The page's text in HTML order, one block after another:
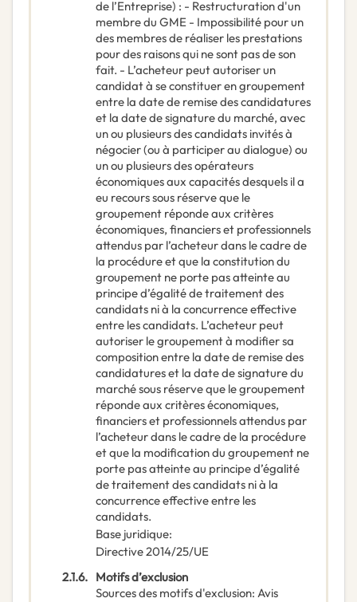
de l’Entreprise) : - Restructuration d'un
membre du GME - Impossibilité pour un
des membres de réaliser les prestations
pour des raisons qui ne sont pas de son
fait. - L’acheteur peut autoriser un
candidat à se constituer en groupement
entre la date de remise des candidatures
et la date de signature du marché, avec
un ou plusieurs des candidats invités à
négocier (ou à participer au dialogue) ou
un ou plusieurs des opérateurs
économiques aux capacités desquels il a
eu recours sous réserve que le
groupement réponde aux critères
économiques, financiers et professionnels
attendus par l’acheteur dans le cadre de
la procédure et que la constitution du
groupement ne porte pas atteinte au
principe d’égalité de traitement des
candidats ni à la concurrence effective
entre les candidats. L’acheteur peut
autoriser le groupement à modifier sa
composition entre la date de remise des
candidatures et la date de signature du
marché sous réserve que le groupement
réponde aux critères économiques,
financiers et professionnels attendus par
l’acheteur dans le cadre de la procédure
et que la modification du groupement ne
porte pas atteinte au principe d’égalité
de traitement des candidats ni à la
concurrence effective entre les
candidats.
Base juridique:
Directive 2014/25/UE
2.1.6. Motifs d’exclusion
Sources des motifs d'exclusion: Avis